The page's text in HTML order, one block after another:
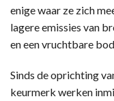
enige waar ze zich
lagere emissies van
en een vruchtbare
Sinds de oprichting
keurmerk werken